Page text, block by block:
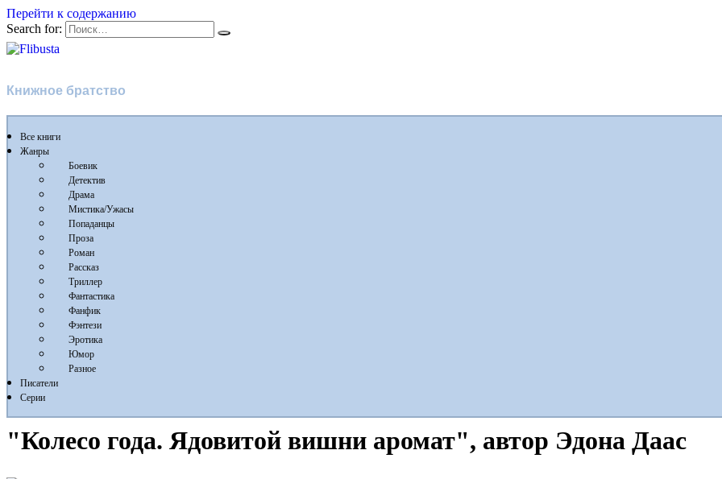
Перейти к содержанию
Search for:
Книжное братство
Все книги
Жанры
Боевик
Детектив
Драма
Мистика/Ужасы
Попаданцы
Проза
Роман
Рассказ
Триллер
Фантастика
Фанфик
Фэнтези
Эротика
Юмор
Разное
Писатели
Серии
"Колесо года. Ядовитой вишни аромат", автор Эдона Даас